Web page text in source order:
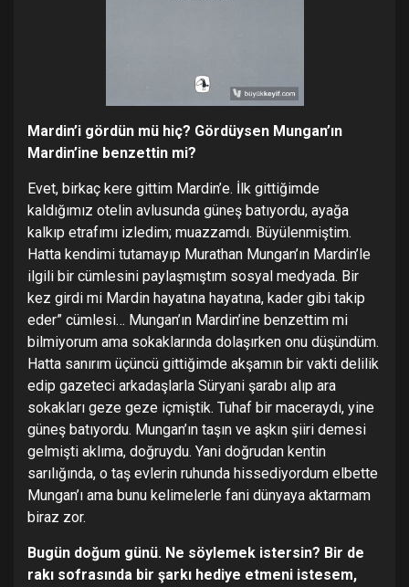
Mardin’i gördün mü hiç? Gördüysen Mungan’ın
Mardin’ine benzettin mi?
Evet, birkaç kere gittim Mardin’e. İlk gittiğimde
kaldığımız otelin avlusunda güneş batıyordu, ayağa
kalkıp etrafımı izledim; muazzamdı. Büyülenmiştim.
Hatta kendimi tutamayıp Murathan Mungan’ın Mardin’le
ilgili bir cümlesini paylaşmıştım sosyal medyada. Bir
kez girdi mi Mardin hayatına hayatına, kader gibi takip
eder” cümlesi… Mungan’ın Mardin’ine benzettim mi
bilmiyorum ama sokaklarında dolaşırken onu düşündüm.
Hatta sanırım üçüncü gittiğimde akşamın bir vakti delilik
edip gazeteci arkadaşlarla Süryani şarabı alıp ara
sokakları geze geze içmiştik. Tuhaf bir maceraydı, yine
güneş batıyordu. Mungan’ın taşın ve aşkın şiiri demesi
gelmişti aklıma, doğruydu. Yani doğrudan kentin
sarılığında, o taş evlerin ruhunda hissediyordum elbette
Mungan’ı ama bunu kelimelerle fani dünyaya aktarmam
biraz zor.
Bugün doğum günü. Ne söylemek istersin? Bir de
rakı sofrasında bir şarkı hediye etmeni istesem,